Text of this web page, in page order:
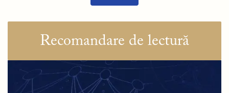
Recomandare de lectură